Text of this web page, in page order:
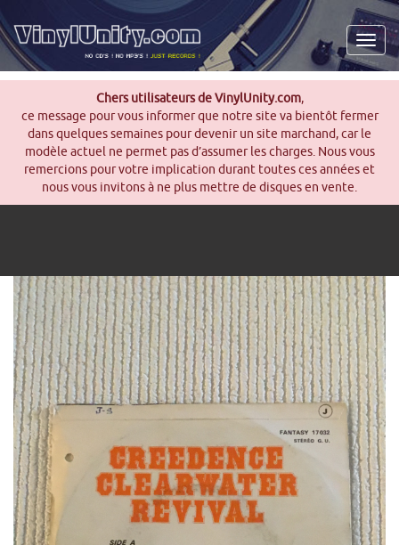
Chers utilisateurs de VinylUnity.com,
ce message pour vous informer que notre site va bientôt fermer
dans quelques semaines pour devenir un site marchand, car le
modèle actuel ne permet pas d’assumer les charges. Nous vous
remercions pour votre implication durant toutes ces années et
nous vous invitons à ne plus mettre de disques en vente.